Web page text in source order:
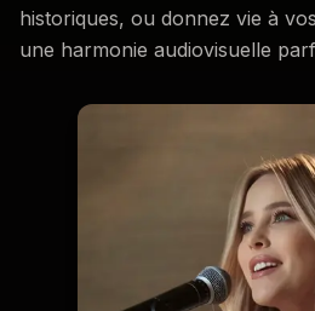
historiques, ou donnez vie à
une harmonie audiovisuelle